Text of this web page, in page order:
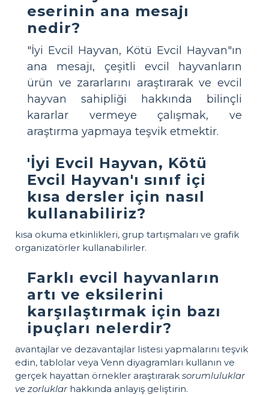
eserinin ana mesajı
nedir?
"İyi Evcil Hayvan, Kötü Evcil Hayvan"ın
ana mesajı, çeşitli evcil hayvanların
ürün ve zararlarını araştırarak ve evcil
hayvan sahipliği hakkında bilinçli
kararlar vermeye çalışmak, ve
araştırma yapmaya teşvik etmektir.
'İyi Evcil Hayvan, Kötü
Evcil Hayvan'ı sınıf içi
kısa dersler için nasıl
kullanabiliriz?
kısa okuma etkinlikleri, grup tartışmaları ve grafik
organizatörler kullanabilirler.
Farklı evcil hayvanların
artı ve eksilerini
karşılaştırmak için bazı
ipuçları nelerdir?
avantajlar ve dezavantajlar listesi yapmalarını teşvik
edin, tablolar veya Venn diyagramları kullanın ve
gerçek hayattan örnekler araştırarak sorumluluklar
ve zorluklarhakkında anlayış geliştirin.